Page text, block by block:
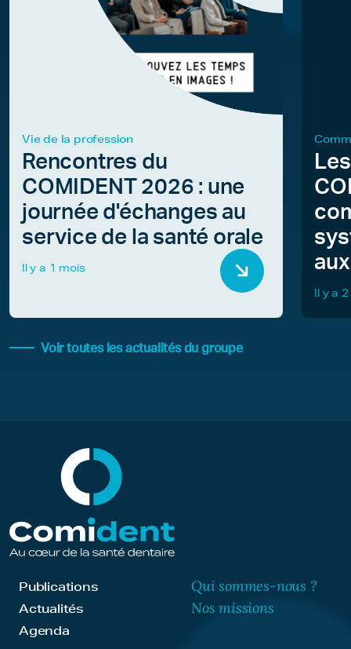
Vie de la profession
Rencontres du
COMIDENT 2026 : une
journée d'échanges au
service de la santé orale
Il y a 1 mois
Il y a
Voir toutes les actualités du groupe
Publications
Actualités
Agenda
Qui sommes-nous ?
Nos missions